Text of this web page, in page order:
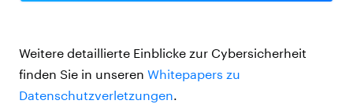
Weitere detaillierte Einblicke zur Cybersicherheit
finden Sie in unseren Whitepapers zu
Datenschutzverletzungen.